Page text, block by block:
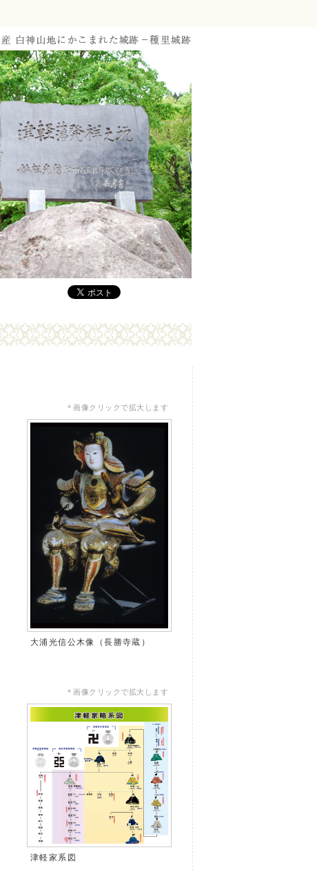
＊画像クリックで拡大します
大浦光信公木像（長勝寺蔵）
＊画像クリックで拡大します
津軽家系図